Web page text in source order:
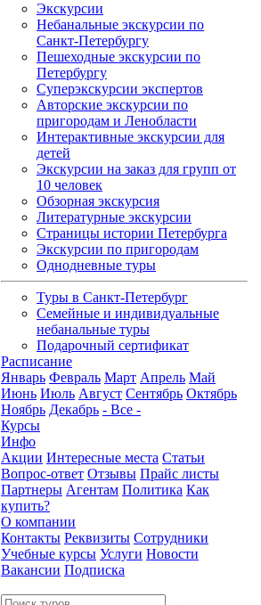
Экскурсии
Небанальные экскурсии по
Санкт-Петербургу
Пешеходные экскурсии по
Петербургу
Суперэкскурсии экспертов
Авторские экскурсии по
пригородам и Ленобласти
Интерактивные экскурсии для
детей
Экскурсии на заказ для групп от
10 человек
Обзорная экскурсия
Литературные экскурсии
Страницы истории Петербурга
Экскурсии по пригородам
Однодневные туры
Туры в Санкт-Петербург
Семейные и индивидуальные
небанальные туры
Подарочный сертификат
Расписание
Январь Февраль Март Апрель Май
Июнь Июль Август Сентябрь Октябрь
Ноябрь Декабрь - Все -
Курсы
Инфо
Акции Интересные места Статьи
Вопрос-ответ Отзывы Прайс листы
Партнеры Агентам Политика Как
купить?
О компании
Контакты Реквизиты Сотрудники
Учебные курсы Услуги Новости
Вакансии Подписка